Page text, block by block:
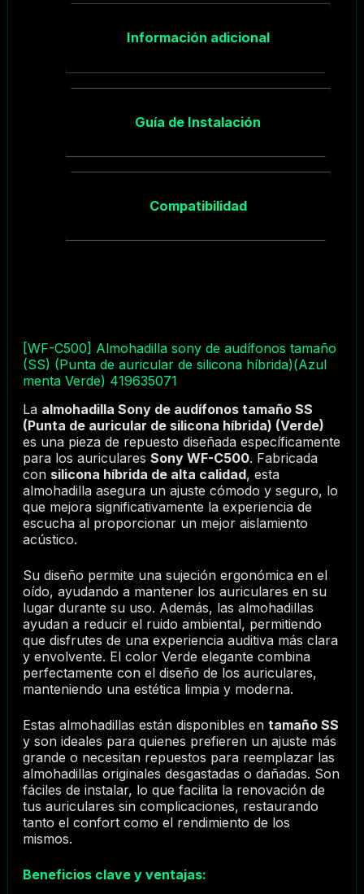
Información adicional
Guía de Instalación
Compatibilidad
[WF-C500] Almohadilla sony de audífonos tamaño
(SS) (Punta de auricular de silicona híbrida)(Azul
menta Verde) 419635071
La almohadilla Sony de audífonos tamaño SS
(Punta de auricular de silicona híbrida) (Verde)
es una pieza de repuesto diseñada específicamente
para los auriculares Sony WF-C500. Fabricada
con silicona híbrida de alta calidad, esta
almohadilla asegura un ajuste cómodo y seguro, lo
que mejora significativamente la experiencia de
escucha al proporcionar un mejor aislamiento
acústico.
Su diseño permite una sujeción ergonómica en el
oído, ayudando a mantener los auriculares en su
lugar durante su uso. Además, las almohadillas
ayudan a reducir el ruido ambiental, permitiendo
que disfrutes de una experiencia auditiva más clara
y envolvente. El color Verde elegante combina
perfectamente con el diseño de los auriculares,
manteniendo una estética limpia y moderna.
Estas almohadillas están disponibles en tamaño SS
y son ideales para quienes prefieren un ajuste más
grande o necesitan repuestos para reemplazar las
almohadillas originales desgastadas o dañadas. Son
fáciles de instalar, lo que facilita la renovación de
tus auriculares sin complicaciones, restaurando
tanto el confort como el rendimiento de los
mismos.
Beneficios clave y ventajas: